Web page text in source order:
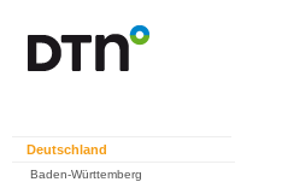
Deutschland
Baden-Württemberg